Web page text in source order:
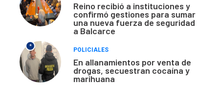
Reino recibió a instituciones y
confirmó gestiones para sumar
una nueva fuerza de seguridad
a Balcarce
*
POLICIALES
En allanamientos por venta de
drogas, secuestran cocaína y
marihuana